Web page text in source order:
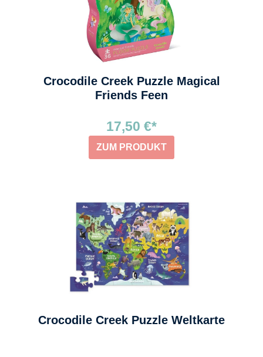
Crocodile Creek Puzzle Magical
Friends Feen
17,50 €*
ZUM PRODUKT
Crocodile Creek Puzzle Weltkarte